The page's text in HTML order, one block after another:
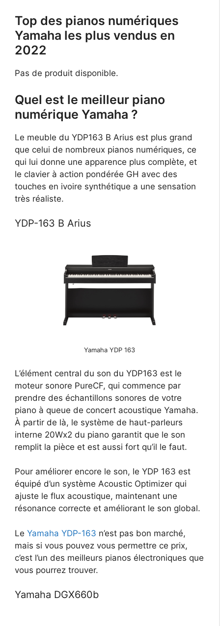
Top des pianos numériques
Yamaha les plus vendus en
2022
Pas de produit disponible.
Quel est le meilleur piano
numérique Yamaha ?
Le meuble du YDP163 B Arius est plus grand
que celui de nombreux pianos numériques, ce
qui lui donne une apparence plus complète, et
le clavier à action pondérée GH avec des
touches en ivoire synthétique a une sensation
très réaliste.
YDP-163 B Arius
Yamaha YDP 163
L’élément central du son du YDP163 est le
moteur sonore PureCF, qui commence par
prendre des échantillons sonores de votre
piano à queue de concert acoustique Yamaha.
À partir de là, le système de haut-parleurs
interne 20Wx2 du piano garantit que le son
remplit la pièce et est aussi fort qu’il le faut.
Pour améliorer encore le son, le YDP 163 est
équipé d’un système Acoustic Optimizer qui
ajuste le flux acoustique, maintenant une
résonance correcte et améliorant le son global.
Le Yamaha YDP-163 n’est pas bon marché,
mais si vous pouvez vous permettre ce prix,
c’est l’un des meilleurs pianos électroniques que
vous pourrez trouver.
Yamaha DGX660b